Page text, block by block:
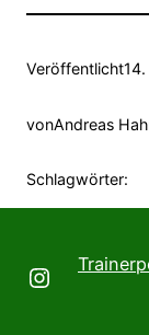
Veröffentlicht
vonAndreas
Schlagwörter: